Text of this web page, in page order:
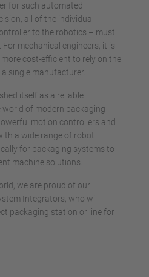
for such automated
all of the individual
to the robotics – must
mechanical engineers, it is
cost-efficient to rely on the
single manufacturer.
itself as a reliable
of modern packaging
motion controllers and
a wide range of robot
for packaging systems to
machine solutions.
we are proud of our
Integrators, who will
packaging station or line for